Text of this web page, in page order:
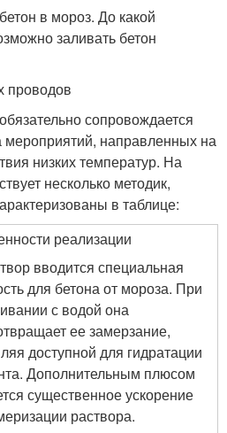
проводов
сопровождается
направленных на
низких температур. На
несколько методик,
в таблице:
реализации
вводится специальная
для бетона от мороза. При
с водой она
ее замерзание,
доступной для гидратации
Дополнительным плюсом
существенное ускорение
раствора.